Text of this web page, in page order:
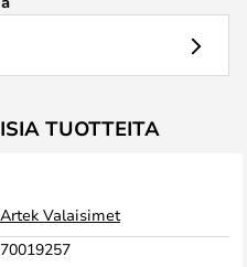
TUOTTEITA
Artek Valaisimet
70019257